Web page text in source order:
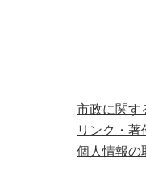
市政に関す
リンク・
個人情報の